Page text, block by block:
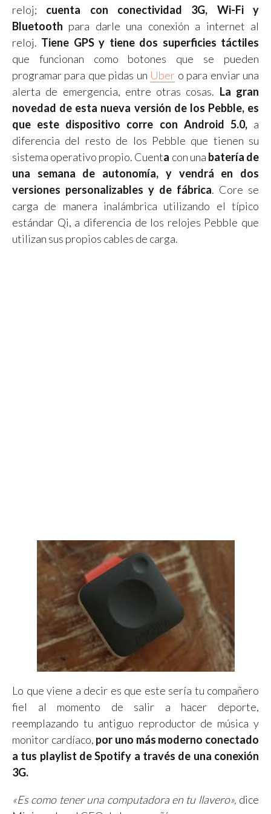
reloj; cuenta con conectividad 3G, Wi-Fi y
Bluetooth para darle una conexión a internet al
reloj. Tiene GPS y tiene dos superficies táctiles
que funcionan como botones que se pueden
programar para que pidas un Uber o para enviar una
alerta de emergencia, entre otras cosas. La gran
novedad de esta nueva versión de los Pebble, es
que este dispositivo corre con Android 5.0, a
diferencia del resto de los Pebble que tienen su
sistema operativo propio. Cuenta con una batería de
una semana de autonomía, y vendrá en dos
versiones personalizables y de fábrica. Core se
carga de manera inalámbrica utilizando el típico
estándar Qi, a diferencia de los relojes Pebble que
utilizan sus propios cables de carga.
Lo que viene a decir es que este sería tu compañero
fiel al momento de salir a hacer deporte,
reemplazando tu antiguo reproductor de música y
monitor cardíaco, por uno más moderno conectado
a tus playlist de Spotify a través de una conexión
3G.
«Es como tener una computadora en tu llavero», dice